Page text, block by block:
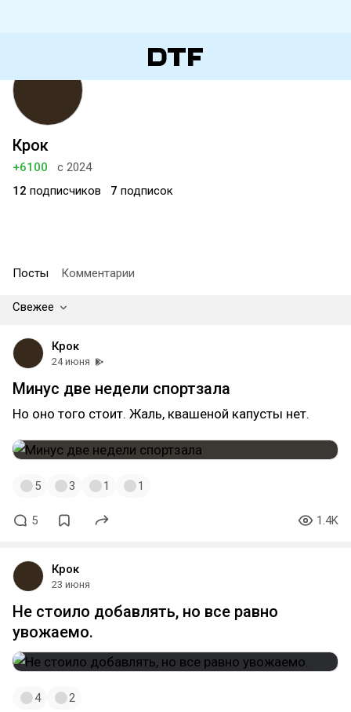
Крок
+6100
с 2024
12 подписчиков 7 подписок
Посты Комментарии
Свежее
Крок
24 июня
Минус две недели спортзала
Но оно того стоит. Жаль, квашеной капусты нет.
5 3 1 1
5 1.4K
Крок
23 июня
Не стоило добавлять, но все равно
увожаемо.
4 2